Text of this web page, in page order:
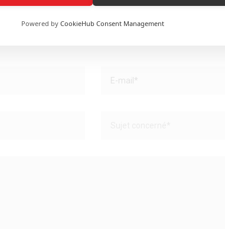
Powered by CookieHub Consent Management